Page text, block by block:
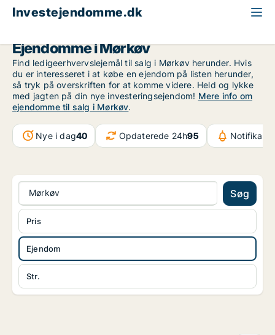
Investejendomme.dk
Ejendomme i Mørkøv
Find ledigeerhvervslejemål til salg i Mørkøv herunder. Hvis
du er interesseret i at købe en ejendom på listen herunder,
så tryk på overskriften for at komme videre. Held og lykke
med jagten på din nye investeringsejendom! Mere info om
ejendomme til salg i Mørkøv.
Nye i dag40 Opdaterede 24h95
Mørkøv Søg
Ejendom
Str.
Pris